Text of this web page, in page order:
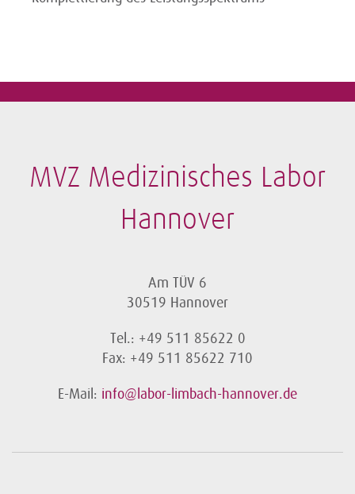
MVZ Medizinisches Labor
Hannover
Am TÜV 6
30519 Hannover
Tel.: +49 511 85622 0
Fax: +49 511 85622 710
E-Mail: info@labor-limbach-hannover.de